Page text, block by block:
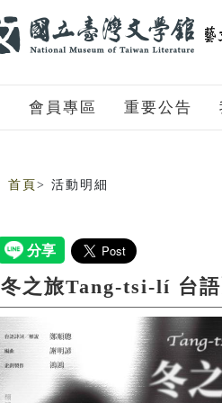
會員專區 重要公告
首頁 > 活動明細
冬之旅Tang-tsi-lí 台